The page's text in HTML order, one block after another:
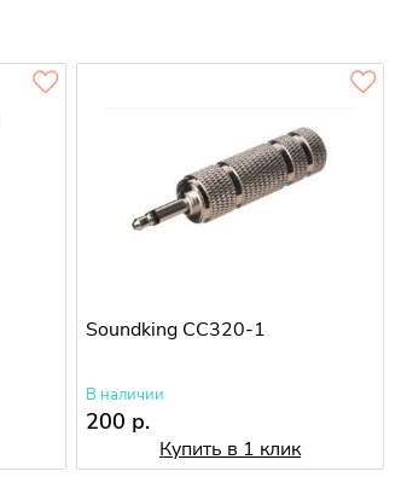
Soundking CC320-1
В наличии
200 р.
Купить в 1 клик